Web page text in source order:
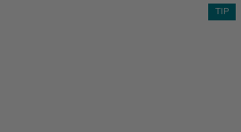
TIP